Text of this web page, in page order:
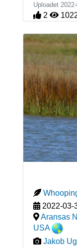
Uploadet
2
2022-03-
Aransas
USA
Jakob